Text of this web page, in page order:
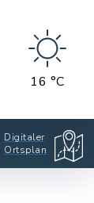
16 °C
Digitaler
Ortsplan